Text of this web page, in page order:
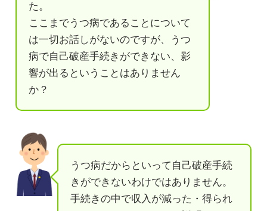
た。
ここまでうつ病であることについて
は一切お話しがないのですが、うつ
病で自己破産手続きができない、影
響が出るということはありません
か？
うつ病だからといって自己破産手続
きができないわけではありません。
手続きの中で収入が減った・得られ